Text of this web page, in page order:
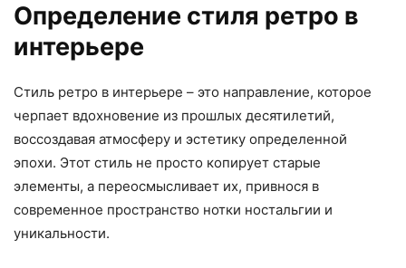
Определение стиля ретро в
интерьере
Стиль ретро в интерьере – это направление, которое
черпает вдохновение из прошлых десятилетий,
воссоздавая атмосферу и эстетику определенной
эпохи. Этот стиль не просто копирует старые
элементы, а переосмысливает их, привнося в
современное пространство нотки ностальгии и
уникальности.